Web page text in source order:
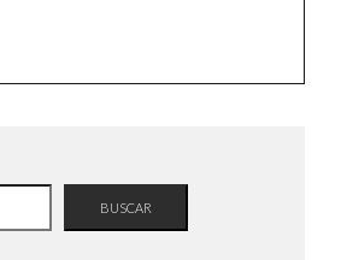
BUSCAR